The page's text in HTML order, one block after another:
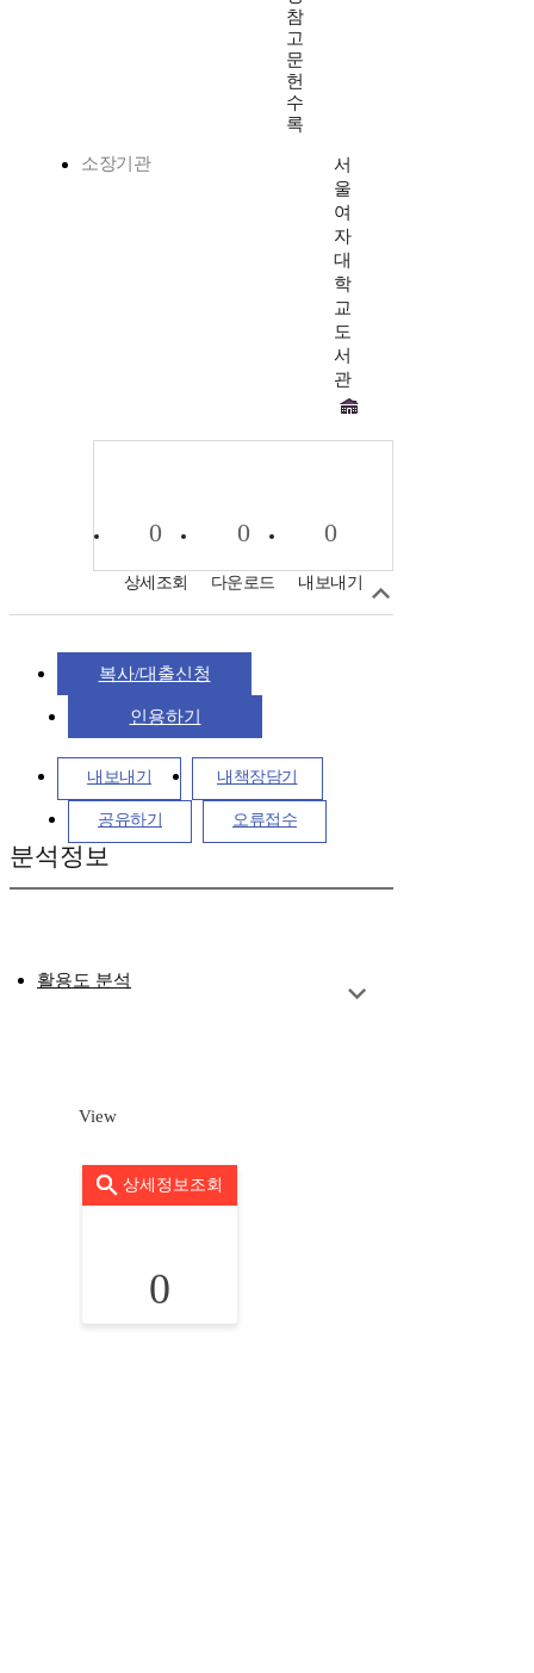
참
고
문
헌
수
록
소장기관
서
울
여
자
대
학
교
도
서
관
0
상세조회
0
다운로드
0
내보내기
복사/대출신청
인용하기
내보내기 내책장담기
공유하기 오류접수
분석정보
활용도 분석
View
상세정보조회
0